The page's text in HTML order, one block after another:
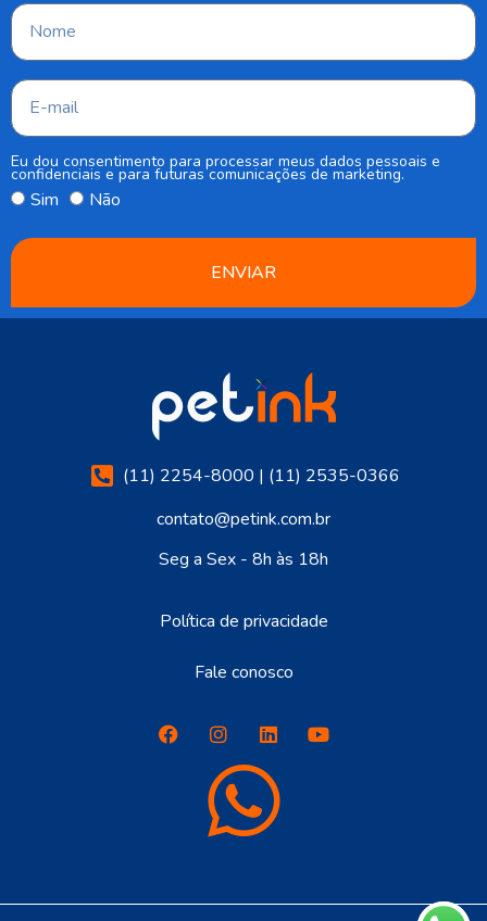
Eu dou consentimento para processar meus dados pessoais e
confidenciais e para futuras comunicações de marketing.
Sim Não
ENVIAR
(11) 2254-8000 | (11) 2535-0366
contato@petink.com.br
Seg a Sex - 8h às 18h
Política de privacidade
Fale conosco